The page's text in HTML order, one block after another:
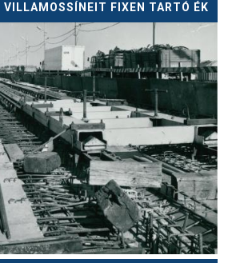
FIXEN TARTÓ ÉK